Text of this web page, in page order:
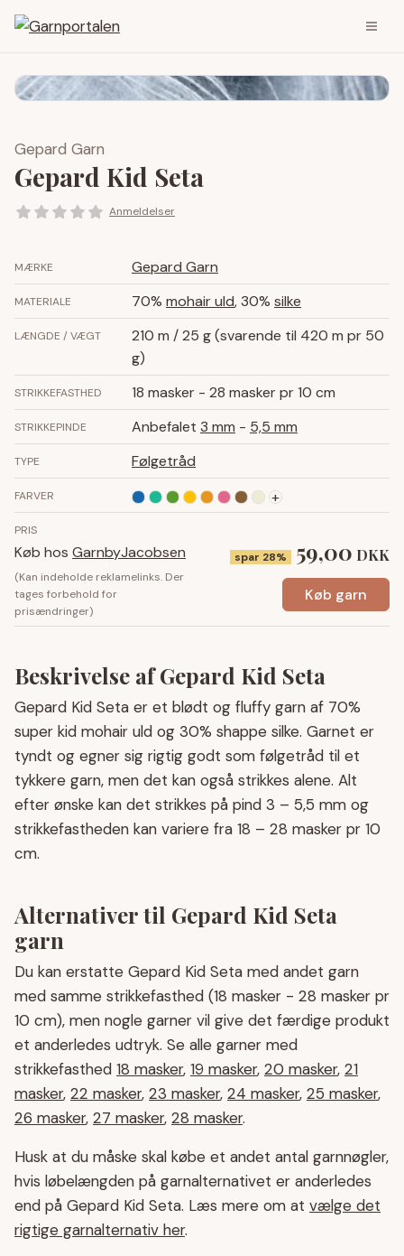
Gepard Garn
Gepard Kid Seta
Anmeldelser
MÆRKE Gepard Garn
MATERIALE 70% mohair uld, 30% silke
LÆNGDE / VÆGT
210 m / 25 g (svarende til 420 m pr 50
g)
STRIKKEFASTHED 18 masker - 28 masker pr 10 cm
STRIKKEPINDE Anbefalet 3 mm - 5,5 mm
TYPE Følgetråd
FARVER +
PRIS
Køb hos GarnbyJacobsen spar 28% 59,00 DKK
(Kan indeholde reklamelinks. Der
tages forbehold for
prisændringer)
Køb garn
Beskrivelse af Gepard Kid Seta
Gepard Kid Seta er et blødt og fluffy garn af 70%
super kid mohair uld og 30% shappe silke. Garnet er
tyndt og egner sig rigtig godt som følgetråd til et
tykkere garn, men det kan også strikkes alene. Alt
efter ønske kan det strikkes på pind 3 – 5,5 mm og
strikkefastheden kan variere fra 18 – 28 masker pr 10
cm.
Alternativer til Gepard Kid Seta
garn
Du kan erstatte Gepard Kid Seta med andet garn
med samme strikkefasthed (18 masker - 28 masker pr
10 cm), men nogle garner vil give det færdige produkt
et anderledes udtryk. Se alle garner med
strikkefasthed 18 masker, 19 masker, 20 masker, 21
masker, 22 masker, 23 masker, 24 masker, 25 masker,
26 masker, 27 masker, 28 masker.
Husk at du måske skal købe et andet antal garnnøgler,
hvis løbelængden på garnalternativet er anderledes
end på Gepard Kid Seta. Læs mere om at vælge det
rigtige garnalternativ her.